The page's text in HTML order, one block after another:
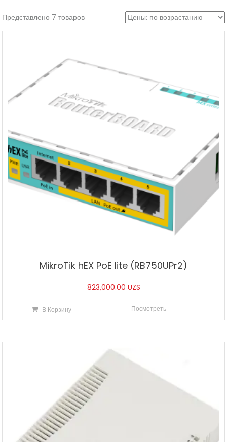
Представлено 7 товаров
MikroTik hEX PoE lite (RB750UPr2)
823,000.00 UZS
В Корзину Посмотреть